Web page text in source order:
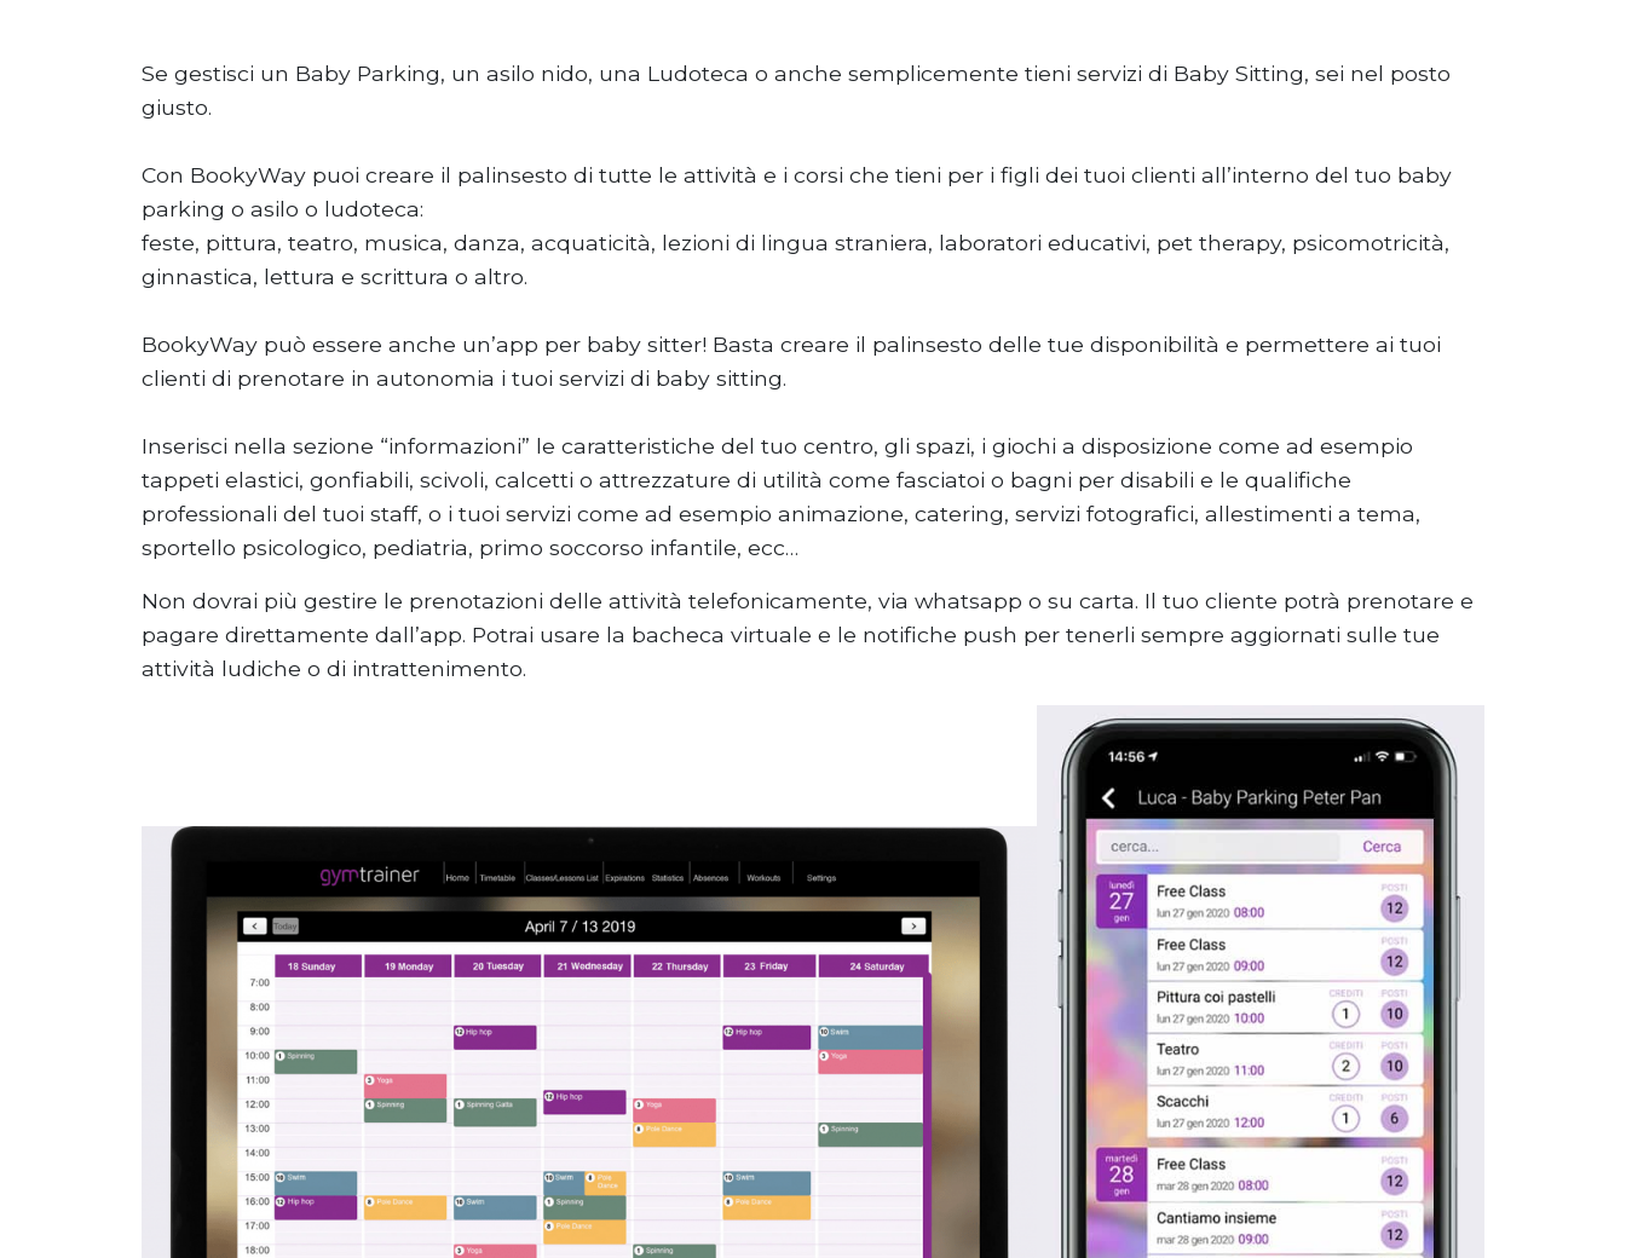
Se gestisci un Baby Parking, un asilo nido, una Ludoteca o anche semplicemente tieni servizi di Baby Sitting, sei nel posto
giusto.
Con BookyWay puoi creare il palinsesto di tutte le attività e i corsi che tieni per i figli dei tuoi clienti all’interno del tuo baby
parking o asilo o ludoteca:
feste, pittura, teatro, musica, danza, acquaticità, lezioni di lingua straniera, laboratori educativi, pet therapy, psicomotricità,
ginnastica, lettura e scrittura o altro.
BookyWay può essere anche un’app per baby sitter! Basta creare il palinsesto delle tue disponibilità e permettere ai tuoi
clienti di prenotare in autonomia i tuoi servizi di baby sitting.
Inserisci nella sezione “informazioni” le caratteristiche del tuo centro, gli spazi, i giochi a disposizione come ad esempio
tappeti elastici, gonfiabili, scivoli, calcetti o attrezzature di utilità come fasciatoi o bagni per disabili e le qualifiche
professionali del tuoi staff, o i tuoi servizi come ad esempio animazione, catering, servizi fotografici, allestimenti a tema,
sportello psicologico, pediatria, primo soccorso infantile, ecc…
Non dovrai più gestire le prenotazioni delle attività telefonicamente, via whatsapp o su carta. Il tuo cliente potrà prenotare e
pagare direttamente dall’app. Potrai usare la bacheca virtuale e le notifiche push per tenerli sempre aggiornati sulle tue
attività ludiche o di intrattenimento.